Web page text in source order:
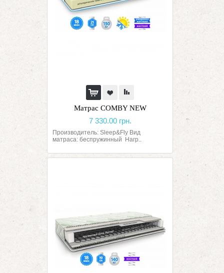
Матрас COMBY NEW
7 330.00 грн.
Производитель: Sleep&Fly Вид
матраса: беспружинный Нагр..